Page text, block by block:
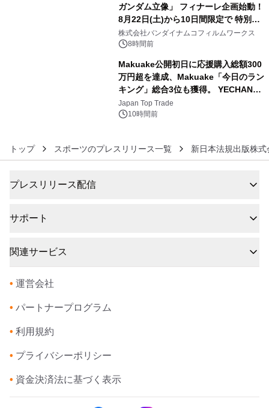
ガンダム立像」 フィナーレ企画始動！
8月22日(土)から10日間限定で 特別映
像『UNICORN GUNDAM Statue ―
BEYOND POSSIBILITY ―』を上映！
株式会社バンダイナムコフィルムワークス
8時間前
Makuake公開初日に応援購入総額300
万円超を達成、Makuake「今日のラン
キング」総合3位も獲得。 YECHAN音
浴シンギングボウル第2弾の大型サイ
ズ（XL・2XL・3XL）を先行販売中
Japan Top Trade
10時間前
トップ スポーツのプレスリリース一覧 新日本法規出版株式
プレスリリース配信
サポート
関連サービス
• 運営会社
• パートナープログラム
• 利用規約
• プライバシーポリシー
• 資金決済法に基づく表示